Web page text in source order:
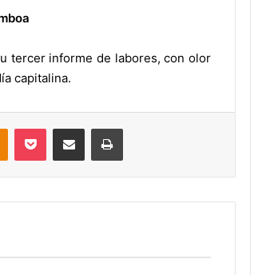
tercer informe de labores, con olor
capitalina.
Odnoklassniki
Pocket Compartir por correo electrónicoImprimir